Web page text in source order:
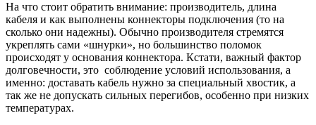
На что стоит обратить внимание: производитель, длина
кабеля и как выполнены коннекторы подключения (то на
сколько они надежны). Обычно производителя стремятся
укреплять сами «шнурки», но большинство поломок
происходят у основания коннектора. Кстати, важный фактор
долговечности, это соблюдение условий использования, а
именно: доставать кабель нужно за специальный хвостик, а
так же не допускать сильных перегибов, особенно при низких
температурах.